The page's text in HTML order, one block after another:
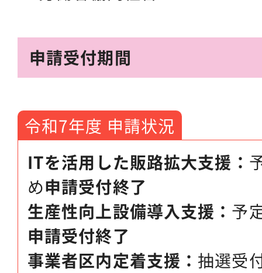
申請受付期間
令和7年度 申請状況
ITを活用した販路拡大支援：
め申請受付終了
生産性向上設備導入支援： 予
申請受付終了
事業者区内定着支援： 抽選受